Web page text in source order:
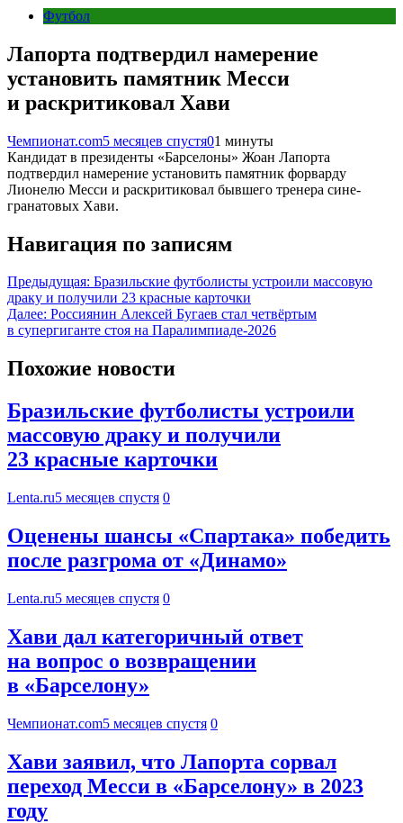
Футбол
Лапорта подтвердил намерение
установить памятник Месси
и раскритиковал Хави
Чемпионат.com5 месяцев спустя01 минуты
Кандидат в президенты «Барселоны» Жоан Лапорта
подтвердил намерение установить памятник форварду
Лионелю Месси и раскритиковал бывшего тренера сине-
гранатовых Хави.
Навигация по записям
Предыдущая: Бразильские футболисты устроили массовую
драку и получили 23 красные карточки
Далее: Россиянин Алексей Бугаев стал четвёртым
в супергиганте стоя на Паралимпиаде-2026
Похожие новости
Бразильские футболисты устроили
массовую драку и получили
23 красные карточки
Lenta.ru5 месяцев спустя 0
Оценены шансы «Спартака» победить
после разгрома от «Динамо»
Lenta.ru5 месяцев спустя 0
Хави дал категоричный ответ
на вопрос о возвращении
в «Барселону»
Чемпионат.com5 месяцев спустя 0
Хави заявил, что Лапорта сорвал
переход Месси в «Барселону» в 2023
году